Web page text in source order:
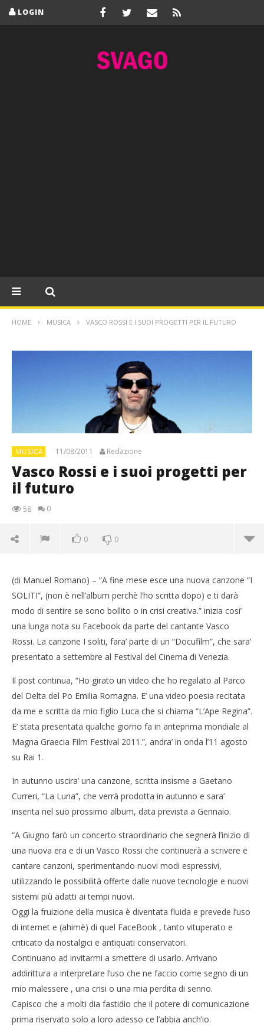
LOGIN
HOME MUSICA VASCO ROSSI E I SUOI PROGETTI PER IL FUTURO
MUSICA 11/08/2011 Redazione
Vasco Rossi e i suoi progetti per
il futuro
58 0
0 0
NOW VIEWING
Vasco Rossi e i suoi progetti per il futuro
Redazione
(di Manuel Romano) – “A fine mese esce una nuova canzone “I
SOLITI”, (non è nell’album perchè l’ho scritta dopo) e ti darà
modo di sentire se sono bollito o in crisi creativa.” inizia cosi’
una lunga nota su Facebook da parte del cantante Vasco
Rossi. La canzone I soliti, fara’ parte di un “Docufilm”, che sara’
presentato a settembre al Festival del Cinema di Venezia.
Il post continua, “Ho girato un video che ho regalato al Parco
del Delta del Po Emilia Romagna. E’ una video poesia recitata
da me e scritta da mio figlio Luca che si chiama “L’Ape Regina”.
E’ stata presentata qualche giorno fa in anteprima mondiale al
Magna Graecia Film Festival 2011.”, andra’ in onda l’11 agosto
su Rai 1.
In autunno uscira’ una canzone, scritta insisme a Gaetano
Curreri, “La Luna”, che verrà prodotta in autunno e sara’
inserita nel suo prossimo album, data prevista a Gennaio.
“A Giugno farò un concerto straordinario che segnerà l’inizio di
una nuova era e di un Vasco Rossi che continuerà a scrivere e
cantare canzoni, sperimentando nuovi modi espressivi,
utilizzando le possibilità offerte dalle nuove tecnologie e nuovi
sistemi più adatti ai tempi nuovi.
Oggi la fruizione della musica è diventata fluida e prevede l’uso
di internet e (ahimè) di quel FaceBook , tanto vituperato e
criticato da nostalgici e antiquati conservatori.
Continuano ad invitarmi a smettere di usarlo. Arrivano
addirittura a interpretare l’uso che ne faccio come segno di un
mio malessere , una crisi o una mia perdita di senno.
Capisco che a molti dia fastidio che il potere di comunicazione
prima riservato solo a loro adesso ce l’abbia anch’io.